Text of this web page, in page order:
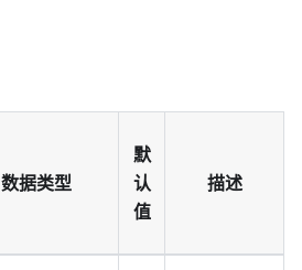
数据类型
默
认
值
描述